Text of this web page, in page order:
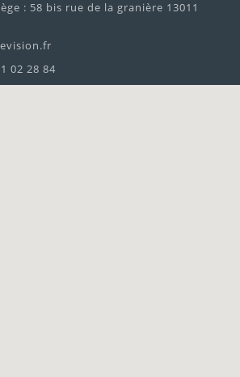
: 58 bis rue de la granière 13011
02 28 84